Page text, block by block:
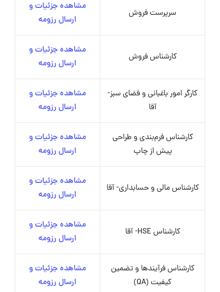
سرپرست فروش
مشاهده جزئیات و
ارسال رزومه
کارشناس فروش
مشاهده جزئیات و
ارسال رزومه
کارگر امور باغبانی و فضای سبز-
آقا
مشاهده جزئیات و
ارسال رزومه
کارشناس فرم‌بندی و طراحی
پیش از چاپ
مشاهده جزئیات و
ارسال رزومه
کارشناس مالی و حسابداری- آقا
مشاهده جزئیات و
ارسال رزومه
کارشناس HSE- آقا
مشاهده جزئیات و
ارسال رزومه
کارشناس فرآیندها و تضمین
کیفیت (QA)
مشاهده جزئیات و
ارسال رزومه